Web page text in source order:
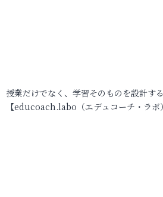
授業だけでなく、学習そのものを設計す
【educoach.labo（エデュコーチ・ラ